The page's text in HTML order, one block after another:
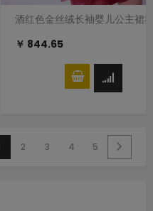
酒红色金丝绒长袖婴儿公主裙
￥ 844.65
2 3 4 5